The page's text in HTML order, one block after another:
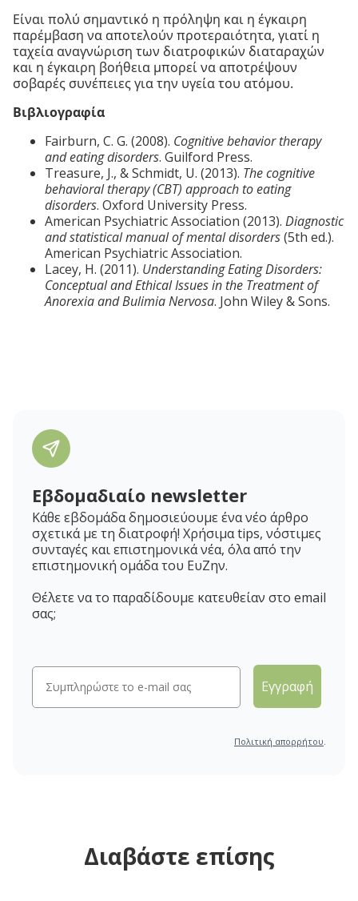
Είναι πολύ σημαντικό η πρόληψη και η έγκαιρη
παρέμβαση να αποτελούν προτεραιότητα, γιατί η
ταχεία αναγνώριση των διατροφικών διαταραχών
και η έγκαιρη βοήθεια μπορεί να αποτρέψουν
σοβαρές συνέπειες για την υγεία του ατόμου.
Βιβλιογραφία
Fairburn, C. G. (2008). Cognitive behavior therapy
and eating disorders. Guilford Press.
Treasure, J., & Schmidt, U. (2013). The cognitive
behavioral therapy (CBT) approach to eating
disorders. Oxford University Press.
American Psychiatric Association (2013). Diagnostic
and statistical manual of mental disorders(5th ed.).
American Psychiatric Association.
Lacey, H. (2011). Understanding Eating Disorders:
Conceptual and Ethical Issues in the Treatment of
Anorexia and Bulimia Nervosa. John Wiley & Sons.
Εβδομαδιαίο newsletter
Κάθε εβδομάδα δημοσιεύουμε ένα νέο άρθρο
σχετικά με τη διατροφή! Χρήσιμα tips, νόστιμες
συνταγές και επιστημονικά νέα, όλα από την
επιστημονική ομάδα του ΕυΖην.
Θέλετε να το παραδίδουμε κατευθείαν στο email
σας;
Εγγραφή
Πολιτική απορρήτου.
Διαβάστε επίσης